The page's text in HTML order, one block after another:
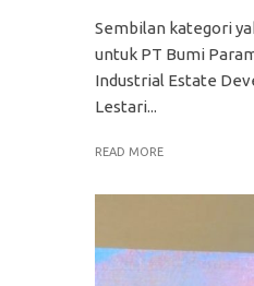
Sembilan kategori
untuk PT Bumi
Industrial Estate
Lestari...
READ MORE